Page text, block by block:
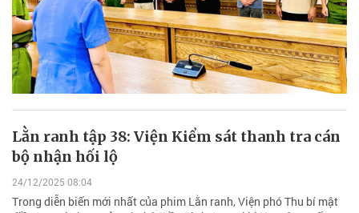
Lằn ranh tập 38: Viện Kiểm sát thanh tra cán
bộ nhận hối lộ
24/12/2025 08:04
Trong diễn biến mới nhất của phim Lằn ranh, Viện phó Thu bí mật